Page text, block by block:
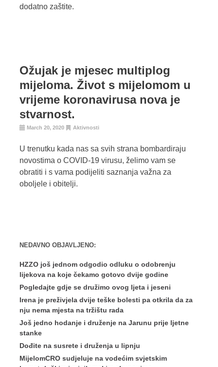
dodatno zaštite.
Ožujak je mjesec multiplog
mijeloma. Život s mijelomom u
vrijeme koronavirusa nova je
stvarnost.
March 20, 2020 Aktivnosti
U trenutku kada nas sa svih strana bombardiraju
novostima o COVID-19 virusu, želimo vam se
obratiti i s vama podijeliti saznanja važna za
oboljele i obitelji.
NEDAVNO OBJAVLJENO:
HZZO još jednom odgodio odluku o odobrenju
lijekova na koje čekamo gotovo dvije godine
Pogledajte gdje se družimo ovog ljeta i jeseni
Irena je preživjela dvije teške bolesti pa otkrila da za
nju nema mjesta na tržištu rada
Još jedno hodanje i druženje na Jarunu prije ljetne
stanke
Dođite na susrete i druženja u lipnju
MijelomCRO sudjeluje na vodećim svjetskim